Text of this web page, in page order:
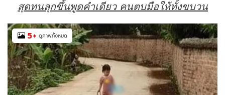
สุดทนลุกขึ้นพูดคำเดียว คนตบมือให้ทั้งขบวน
5+ ดูภาพทั้งหมด